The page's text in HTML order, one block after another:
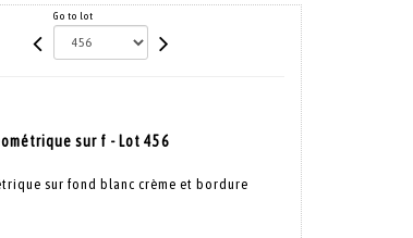
Go to lot
sur f - Lot 456
sur fond blanc crème et bordure